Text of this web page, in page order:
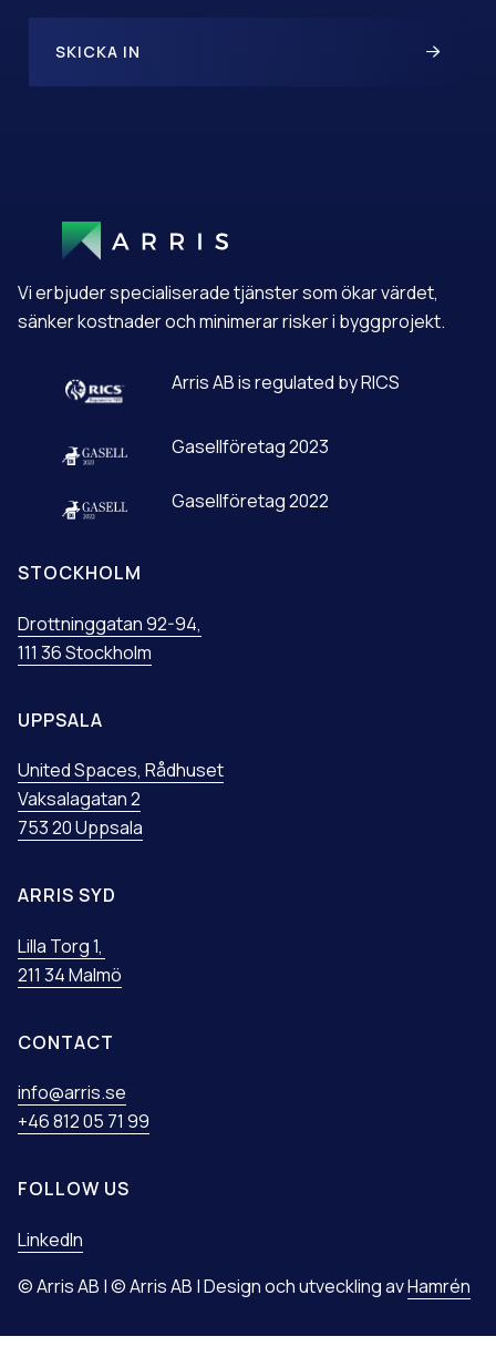
SKICKA IN
I
V
Vi erbjuder specialiserade tjänster som ökar värdet,
sänker kostnader och minimerar risker i byggprojekt.
Arris AB is regulated by RICS
Gasellföretag 2023
Gasellföretag 2022
STOCKHOLM
Drottninggatan 92-94,
111 36 Stockholm
UPPSALA
United Spaces, Rådhuset
Vaksalagatan 2
753 20 Uppsala
ARRIS SYD
Lilla Torg 1,
211 34 Malmö
CONTACT
info@arris.se
+46 812 05 71 99
FOLLOW US
LinkedIn
© Arris AB | © Arris AB | Design och utveckling avHamrén